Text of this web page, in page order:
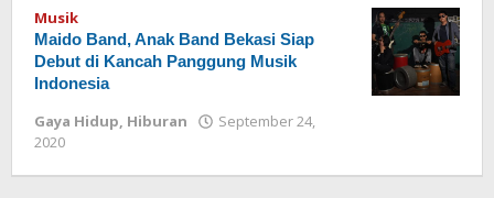
Musik
Maido Band, Anak Band Bekasi Siap
Debut di Kancah Panggung Musik
Indonesia
Gaya Hidup, Hiburan
September 24,
2020